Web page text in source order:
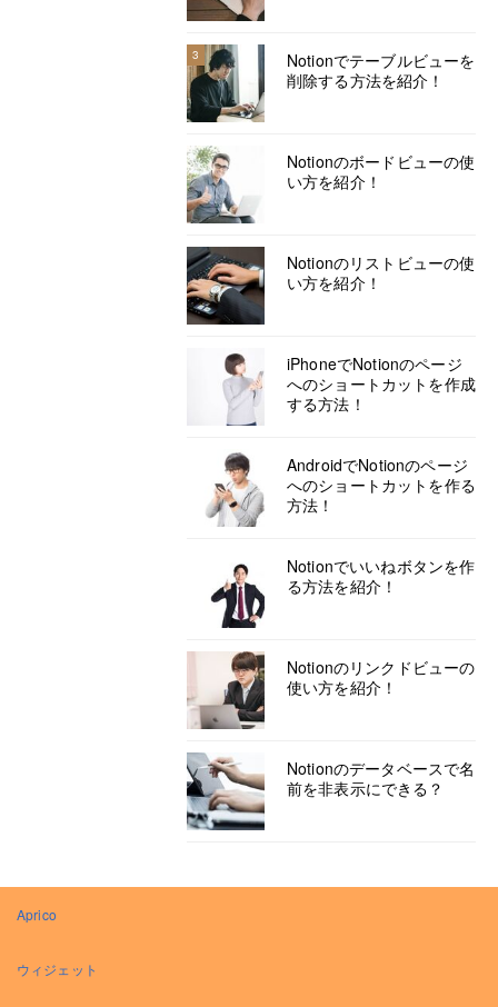
3
Notionでテーブルビューを
削除する方法を紹介！
Notionのボードビューの使
い方を紹介！
Notionのリストビューの使
い方を紹介！
iPhoneでNotionのページ
へのショートカットを作成
する方法！
AndroidでNotionのページ
へのショートカットを作る
方法！
Notionでいいねボタンを作
る方法を紹介！
Notionのリンクドビューの
使い方を紹介！
Notionのデータベースで名
前を非表示にできる？
Aprico
ウィジェット